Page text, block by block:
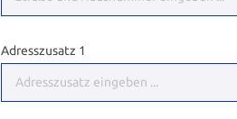
Adresszusatz 1